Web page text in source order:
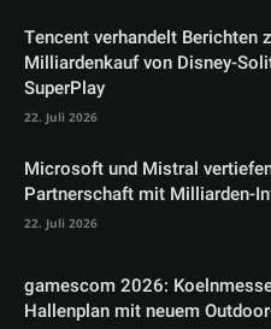
Tencent verhandelt Berichten
Milliardenkauf von Disney-
SuperPlay
22. Juli 2026
Microsoft und Mistral
Partnerschaft mit Milliarden-
22. Juli 2026
gamescom 2026:
Hallenplan mit neuem